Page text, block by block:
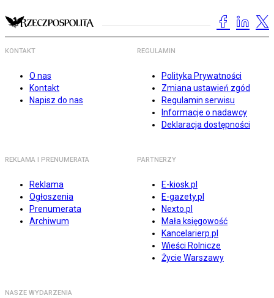
KONTAKT
O nas
Kontakt
Napisz do nas
REGULAMIN
Polityka Prywatności
Zmiana ustawień zgód
Regulamin serwisu
Informacje o nadawcy
Deklaracja dostępności
REKLAMA I PRENUMERATA
Reklama
Ogłoszenia
Prenumerata
Archiwum
PARTNERZY
E-kiosk.pl
E-gazety.pl
Nexto.pl
Mała księgowość
Kancelarierp.pl
Wieści Rolnicze
Życie Warszawy
NASZE WYDARZENIA